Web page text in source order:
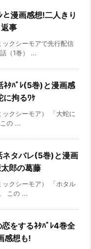
漫画感想!二人きり
事
クシーモアで先行配信
（1巻） ...
ﾀﾊﾞﾚ(5巻)と漫画感
に拘るﾜｹ
クシーモア） 「大蛇に
の ...
タバレ(5巻)と漫画
郎の葛藤
クシーモア） 「ホタル
この ...
をするﾈﾀﾊﾞﾚ4巻全
感想も!